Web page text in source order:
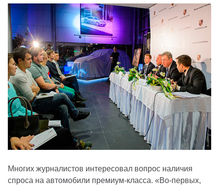
Многих журналистов интересовал вопрос наличия
спроса на автомобили премиум-класса. «Во-первых,